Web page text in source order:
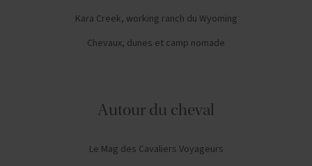
Kara Creek, working ranch du Wyoming
Chevaux, dunes et camp nomade
Autour du cheval
Le Mag des Cavaliers Voyageurs